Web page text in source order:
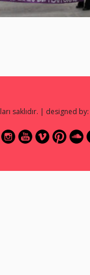
saklıdır. | designed by: